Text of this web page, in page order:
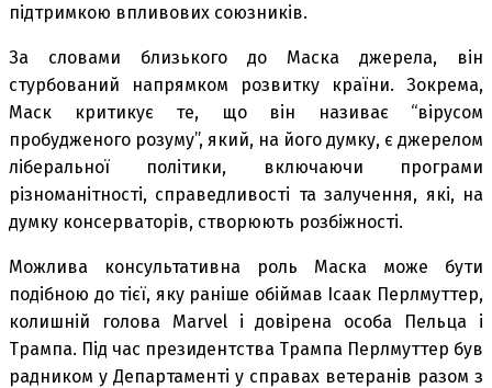
підтримкою впливових союзників.
За словами близького до Маска джерела, він
стурбований напрямком розвитку країни. Зокрема,
Маск критикує те, що він називає “вірусом
пробудженого розуму”, який, на його думку, є джерелом
ліберальної політики, включаючи програми
різноманітності, справедливості та залучення, які, на
думку консерваторів, створюють розбіжності.
Можлива консультативна роль Маска може бути
подібною до тієї, яку раніше обіймав Ісаак Перлмуттер,
колишній голова Marvel і довірена особа Пельца і
Трампа. Під час президентства Трампа Перлмуттер був
радником у Департаменті у справах ветеранів разом з